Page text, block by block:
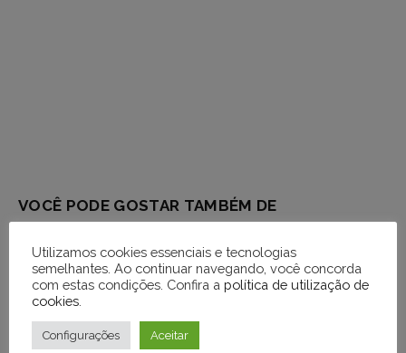
VOCÊ PODE GOSTAR TAMBÉM DE
Utilizamos cookies essenciais e tecnologias
semelhantes. Ao continuar navegando, você concorda
com estas condições. Confira a política de utilização de
cookies
Configurações Aceitar